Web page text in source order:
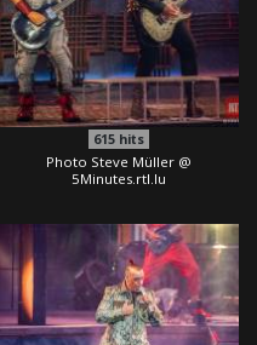
615 hits
Photo Steve Müller @
5Minutes.rtl.lu